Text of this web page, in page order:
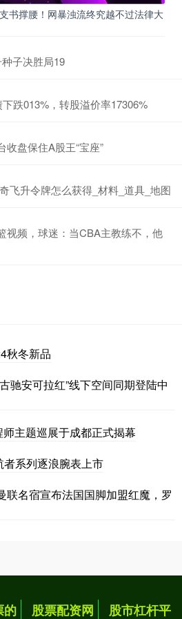
书撑腰！网暴浊流终究越不过法律大
子决胜局19
跌013%，转股溢价率17306%
盘保住A股王“宝座”
飞升令牌怎么获得_材料_道具_地图
视频，球迷：当CBA主教练不，他
秋冬新品
驰安可拉红”线下空间同期登陆中
主题巡展于成都正式揭幕
系列逐浪腕表上市
联名宿宣布法国国脚加盟红魔，罗
的
股票配资网
股市杠杆平